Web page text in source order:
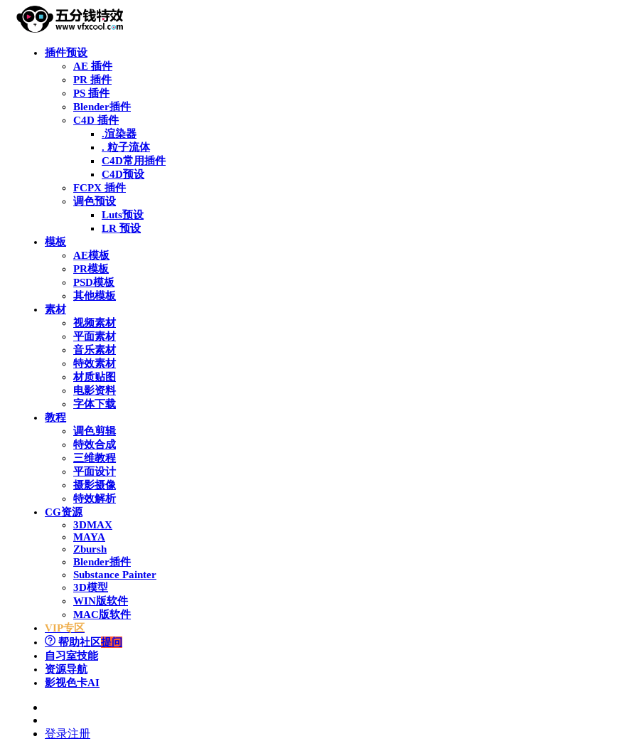
插件预设
AE 插件
PR 插件
PS 插件
Blender插件
C4D 插件
.渲染器
. 粒子流体
C4D常用插件
C4D预设
FCPX 插件
调色预设
Luts预设
LR 预设
模板
AE模板
PR模板
PSD模板
其他模板
素材
视频素材
平面素材
音乐素材
特效素材
材质贴图
电影资料
字体下载
教程
调色剪辑
特效合成
三维教程
平面设计
摄影摄像
特效解析
CG资源
3DMAX
MAYA
Zbursh
Blender插件
Substance Painter
3D模型
WIN版软件
MAC版软件
VIP专区
帮助社区提问
自习室技能
资源导航
影视色卡AI
登录注册